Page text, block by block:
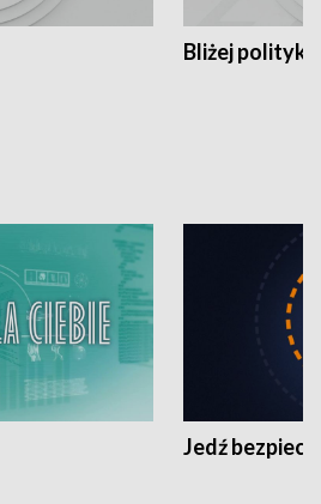
Bliżej polityki
Jedź